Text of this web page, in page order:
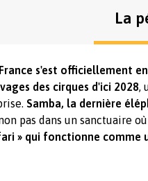
La
France s'est officiellement
des cirques d'ici 2028,
Samba, la dernière
pas dans un sanctuaire
» qui fonctionne comme